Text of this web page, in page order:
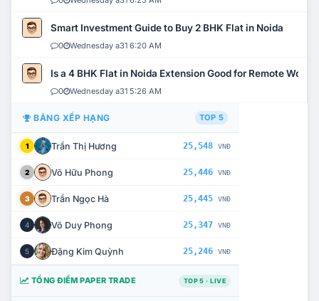
Smart Investment Guide to Buy 2 BHK Flat in Noida
0 Wednesday a31 6:20 AM
Is a 4 BHK Flat in Noida Extension Good for Remote Work?
0 Wednesday a31 5:26 AM
BẢNG XẾP HẠNG TOP 5
1 Trần Thị Hương 25,548 VNĐ
2 Võ Hữu Phong 25,446 VNĐ
3 Trần Ngọc Hà 25,445 VNĐ
4 Võ Duy Phong 25,347 VNĐ
5 Đặng Kim Quỳnh 25,246 VNĐ
TỔNG ĐIỂM PAPER TRADE TOP 5 · LIVE